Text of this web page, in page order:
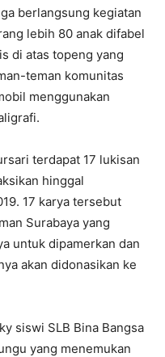
berlangsung kegiatan
lebih 80 anak difabel
di atas topeng yang
teman komunitas
menggunakan
terdapat 17 lukisan
hinggal
17 karya tersebut
Surabaya yang
untuk dipamerkan dan
akan didonasikan ke
siswi SLB Bina Bangsa
yang menemukan